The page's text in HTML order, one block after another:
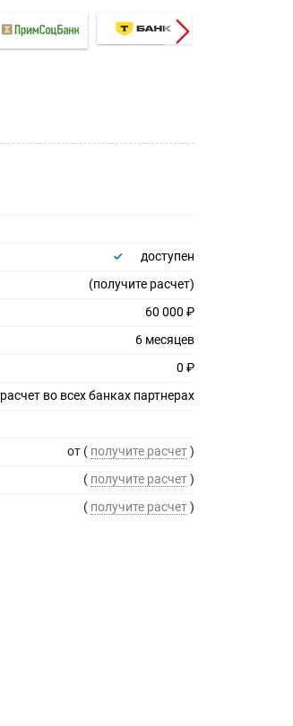
доступен
(получите расчет)
60 000 ₽
6 месяцев
0 ₽
расчет во всех банках партнерах
от ( получите расчет)
( получите расчет)
( получите расчет)